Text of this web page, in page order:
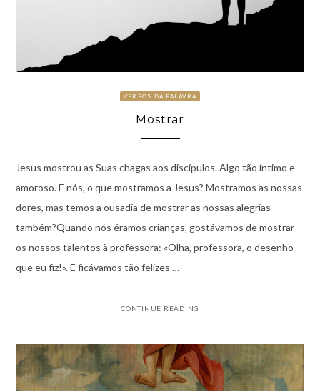
VERBOS DA PALAVRA
Mostrar
Jesus mostrou as Suas chagas aos discípulos. Algo tão íntimo e
amoroso. E nós, o que mostramos a Jesus? Mostramos as nossas
dores, mas temos a ousadia de mostrar as nossas alegrias
também?Quando nós éramos crianças, gostávamos de mostrar
os nossos talentos à professora: «Olha, professora, o desenho
que eu fiz!». E ficávamos tão felizes …
CONTINUE READING